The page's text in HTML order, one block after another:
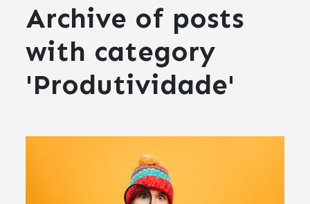
Archive of posts
with category
'Produtividade'